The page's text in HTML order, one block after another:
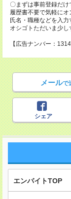
〇まずは事前登録だけ
履歴書不要で気軽に
氏名・職種などを入
オシゴトただいま少
【広告ナンバー：
メールで
シェア
エンバイトTOP